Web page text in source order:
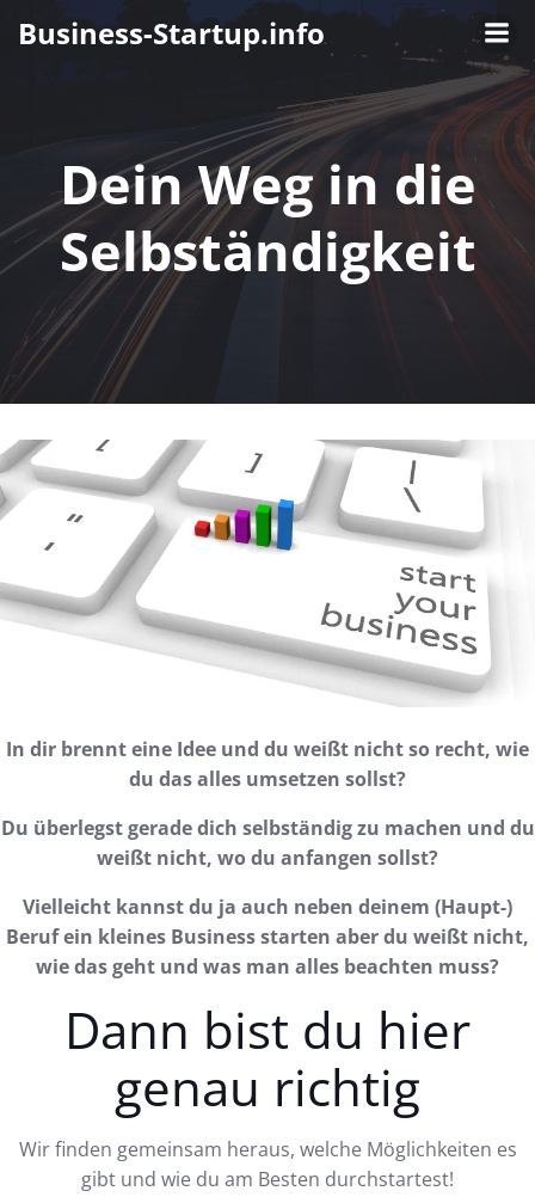
Zum
Inhalt
Business-Startup.info
Dein Weg in die
Selbständigkeit
In dir brennt eine Idee und du weißt nicht so recht, wie
du das alles umsetzen sollst?
Du überlegst gerade dich selbständig zu machen und du
weißt nicht, wo du anfangen sollst?
Vielleicht kannst du ja auch neben deinem (Haupt-)
Beruf ein kleines Business starten aber du weißt nicht,
wie das geht und was man alles beachten muss?
Dann bist du hier
genau richtig
Wir finden gemeinsam heraus, welche Möglichkeiten es
gibt und wie du am Besten durchstartest!